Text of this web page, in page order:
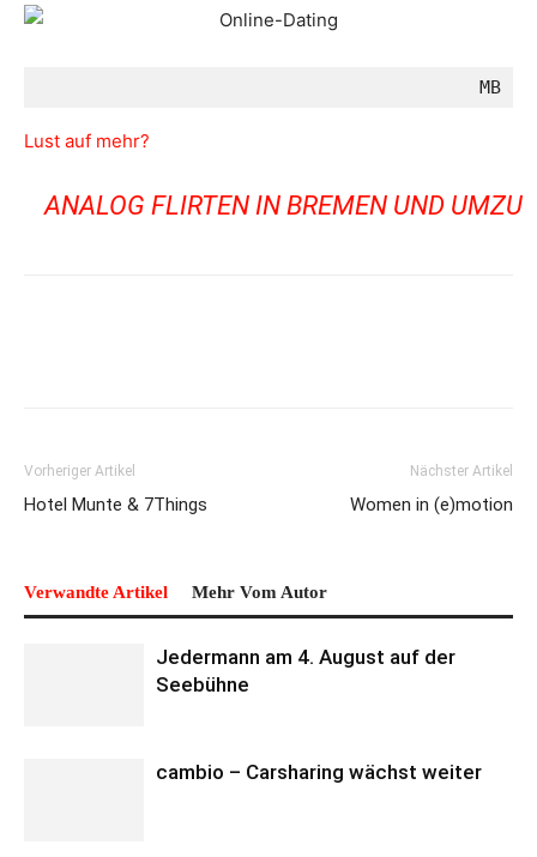
MB
Lust auf mehr?
ANALOG FLIRTEN IN BREMEN UND UMZU
Vorheriger Artikel
Hotel Munte & 7Things
Nächster Artikel
Women in (e)motion
Verwandte Artikel Mehr Vom Autor
Jedermann am 4. August auf der
Seebühne
cambio – Carsharing wächst weiter